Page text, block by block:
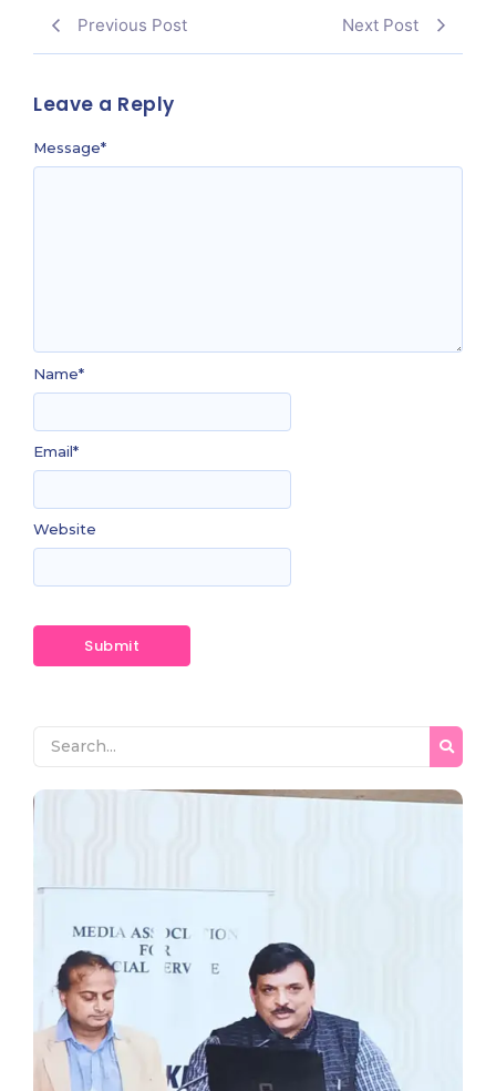
Previous Post Next Post
Leave a Reply
Message*
Name*
Email*
Website